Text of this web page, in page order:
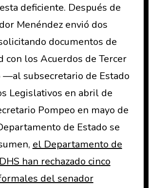
deficiente. Después de
Menéndez envió dos
documentos de
con los Acuerdos de Tercer
—al subsecretario de Estado
Legislativos en abril de
Pompeo en mayo de
de Estado se
el Departamento de
han rechazado cinco
del senador